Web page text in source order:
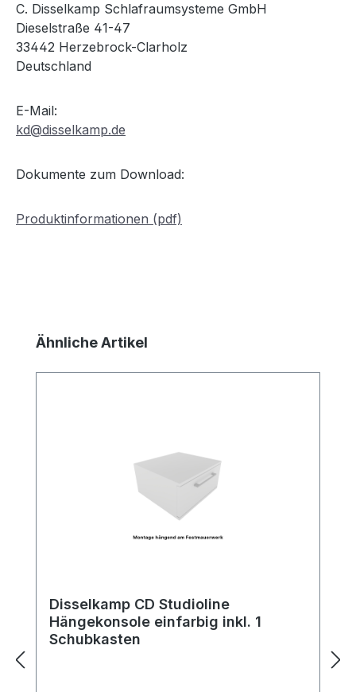
C. Disselkamp Schlafraumsysteme GmbH
Dieselstraße 41-47
33442 Herzebrock-Clarholz
Deutschland
E-Mail:
kd@disselkamp.de
Dokumente zum Download:
Produktinformationen (pdf)
Produktgalerie überspringen
Ähnliche Artikel
Disselkamp CD Studioline
Hängekonsole einfarbig inkl. 1
Schubkasten